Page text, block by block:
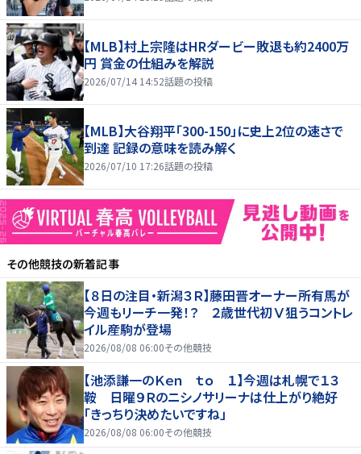
【MLB】村上宗隆はHRダービー敗退も約2400万
円 賞金の仕組みを解説
2026/07/14 14:52話題の投稿
【MLB】大谷翔平「300-150」に史上2位の速さで
到達 記録の意味を読み解く
2026/07/10 17:26話題の投稿
その他競技の新着記事
【８日の注目・新潟３Ｒ】藤田晋オーナー所有馬が
今週もリーチ一発！？ ２歳世代初Ⅴ狙うコントレ
イル産駒が登場
2026/08/08 06:00その他競技
【池添謙一のＫｅｎ ｔｏ １】今週は札幌で１３
鞍 日曜９Ｒのニシノサリーナは仕上がり絶好
「きっちり決めたいですね」
2026/08/08 06:00その他競技